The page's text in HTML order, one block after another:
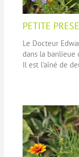
PETITE
Le Docteur
dans la banlieue
Il est l’aîné de